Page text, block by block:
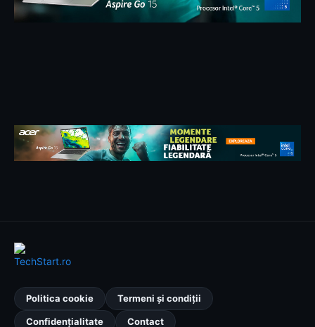
Politica cookie Termeni și condiții
Confidențialitate Contact